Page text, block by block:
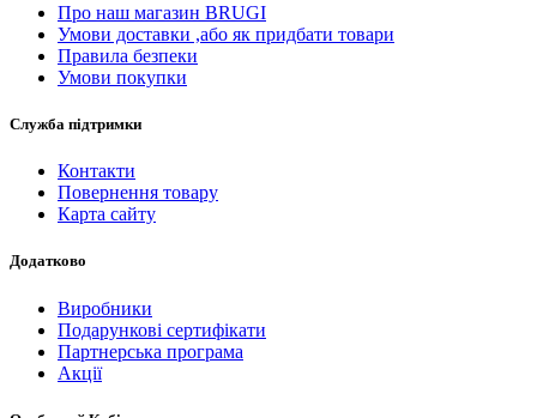
Про наш магазин BRUGI
Умови доставки ,або як придбати товари
Правила безпеки
Умови покупки
Служба підтримки
Контакти
Повернення товару
Карта сайту
Додатково
Виробники
Подарункові сертифікати
Партнерська програма
Акції